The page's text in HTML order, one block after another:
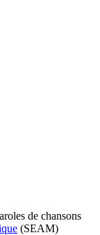
de chansons
(SEAM)